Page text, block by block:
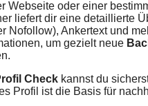
Webseite oder einer
liefert dir eine detaillierte
Nofollow), Ankertext und
um gezielt neue
Check kannst du
Profil ist die Basis für